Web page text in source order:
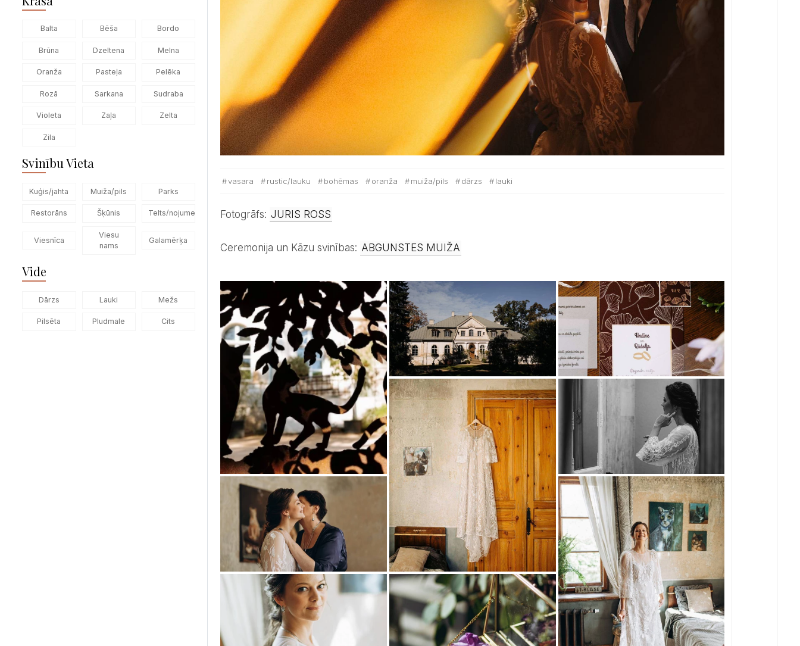
Balta Bēša Bordo
Brūna Dzeltena Melna
Oranža Pasteļa Pelēka
Rozā Sarkana Sudraba
Violeta Zaļa Zelta
Zila
Svinību Vieta
Kuģis/jahta Muiža/pils Parks
Restorāns Šķūnis Telts/nojume
Viesnīca
Viesu
nams
Galamērķa
Vide
Dārzs Lauki Mežs
Pilsēta Pludmale Cits
vasara rustic/lauku bohēmas oranža muiža/pils dārzs lauki
Fotogrāfs: JURIS ROSS
Ceremonija un Kāzu svinības: ABGUNSTES MUIŽA